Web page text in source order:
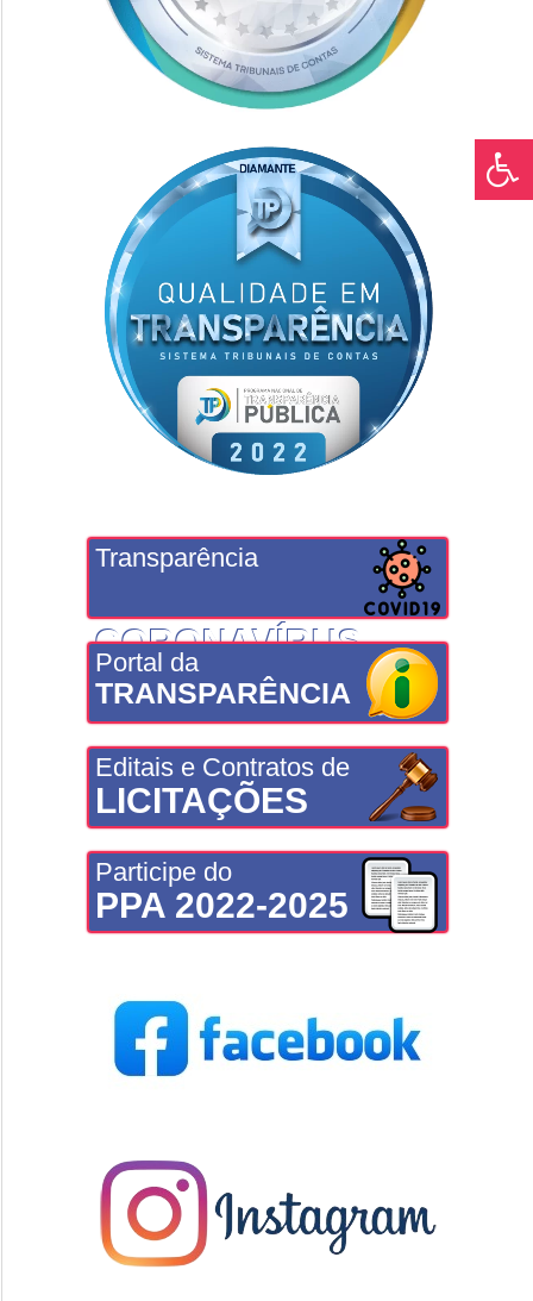
Transparência
CORONAVÍRUS
Portal da
TRANSPARÊNCIA
Editais e Contratos de
LICITAÇÕES
Participe do
PPA 2022-2025